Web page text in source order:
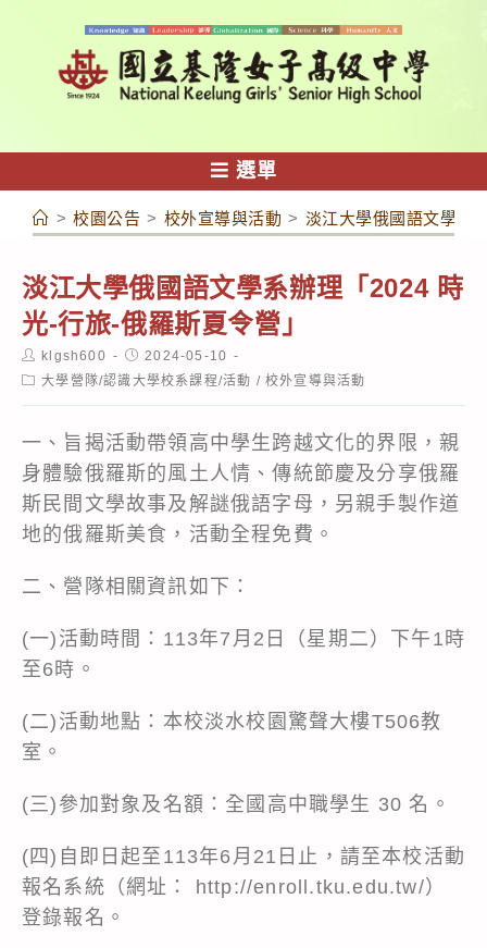
容
選單
> 校園公告 > 校外宣導與活動 > 淡江大學俄國語文學系
淡江大學俄國語文學系辦理「2024 時
光-行旅-俄羅斯夏令營」
Post
author:
klgsh600
Post
published:
2024-05-10
Post大學營隊/認識大學校系課程/活動 / 校外宣導與活動
一、旨揭活動帶領高中學生跨越文化的界限，親
身體驗俄羅斯的風土人情、傳統節慶及分享俄羅
斯民間文學故事及解謎俄語字母，另親手製作道
地的俄羅斯美食，活動全程免費。
二、營隊相關資訊如下：
(一)活動時間：113年7月2日（星期二）下午1時
至6時。
(二)活動地點：本校淡水校園驚聲大樓T506教
室。
(三)參加對象及名額：全國高中職學生 30 名。
(四)自即日起至113年6月21日止，請至本校活動
報名系統（網址： http://enroll.tku.edu.tw/）
登錄報名。